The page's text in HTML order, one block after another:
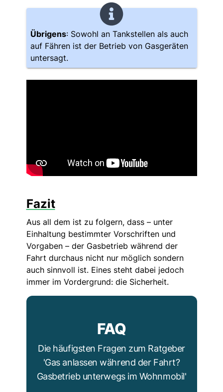
Übrigens: Sowohl an Tankstellen als auch
auf Fähren ist der Betrieb von Gasgeräten
untersagt.
Fazit
Aus all dem ist zu folgern, dass – unter
Einhaltung bestimmter Vorschriften und
Vorgaben – der Gasbetrieb während der
Fahrt durchaus nicht nur möglich sondern
auch sinnvoll ist. Eines steht dabei jedoch
immer im Vordergrund: die Sicherheit.
FAQ
Die häufigsten Fragen zum Ratgeber
'Gas anlassen während der Fahrt?
Gasbetrieb unterwegs im Wohnmobil'